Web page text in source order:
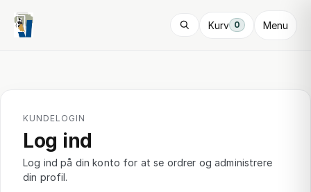
Kurv 0 Menu
KUNDELOGIN
Log ind
Log ind på din konto for at se ordrer og administrere
din profil.